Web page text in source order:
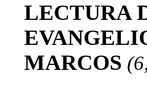
LECTURA
MARCOS